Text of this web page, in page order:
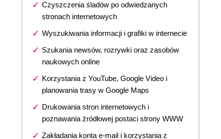
Czyszczenia śladów po odwiedzanych
stronach internetowych
Wyszukiwania informacji i grafiki w internecie
Szukania newsów, rozrywki oraz zasobów
naukowych online
Korzystania z YouTube, Google Video i
planowania trasy w Google Maps
Drukowania stron internetowych i
poznawania źródłowej postaci strony WWW
Zakładania konta e-mail i korzystania z